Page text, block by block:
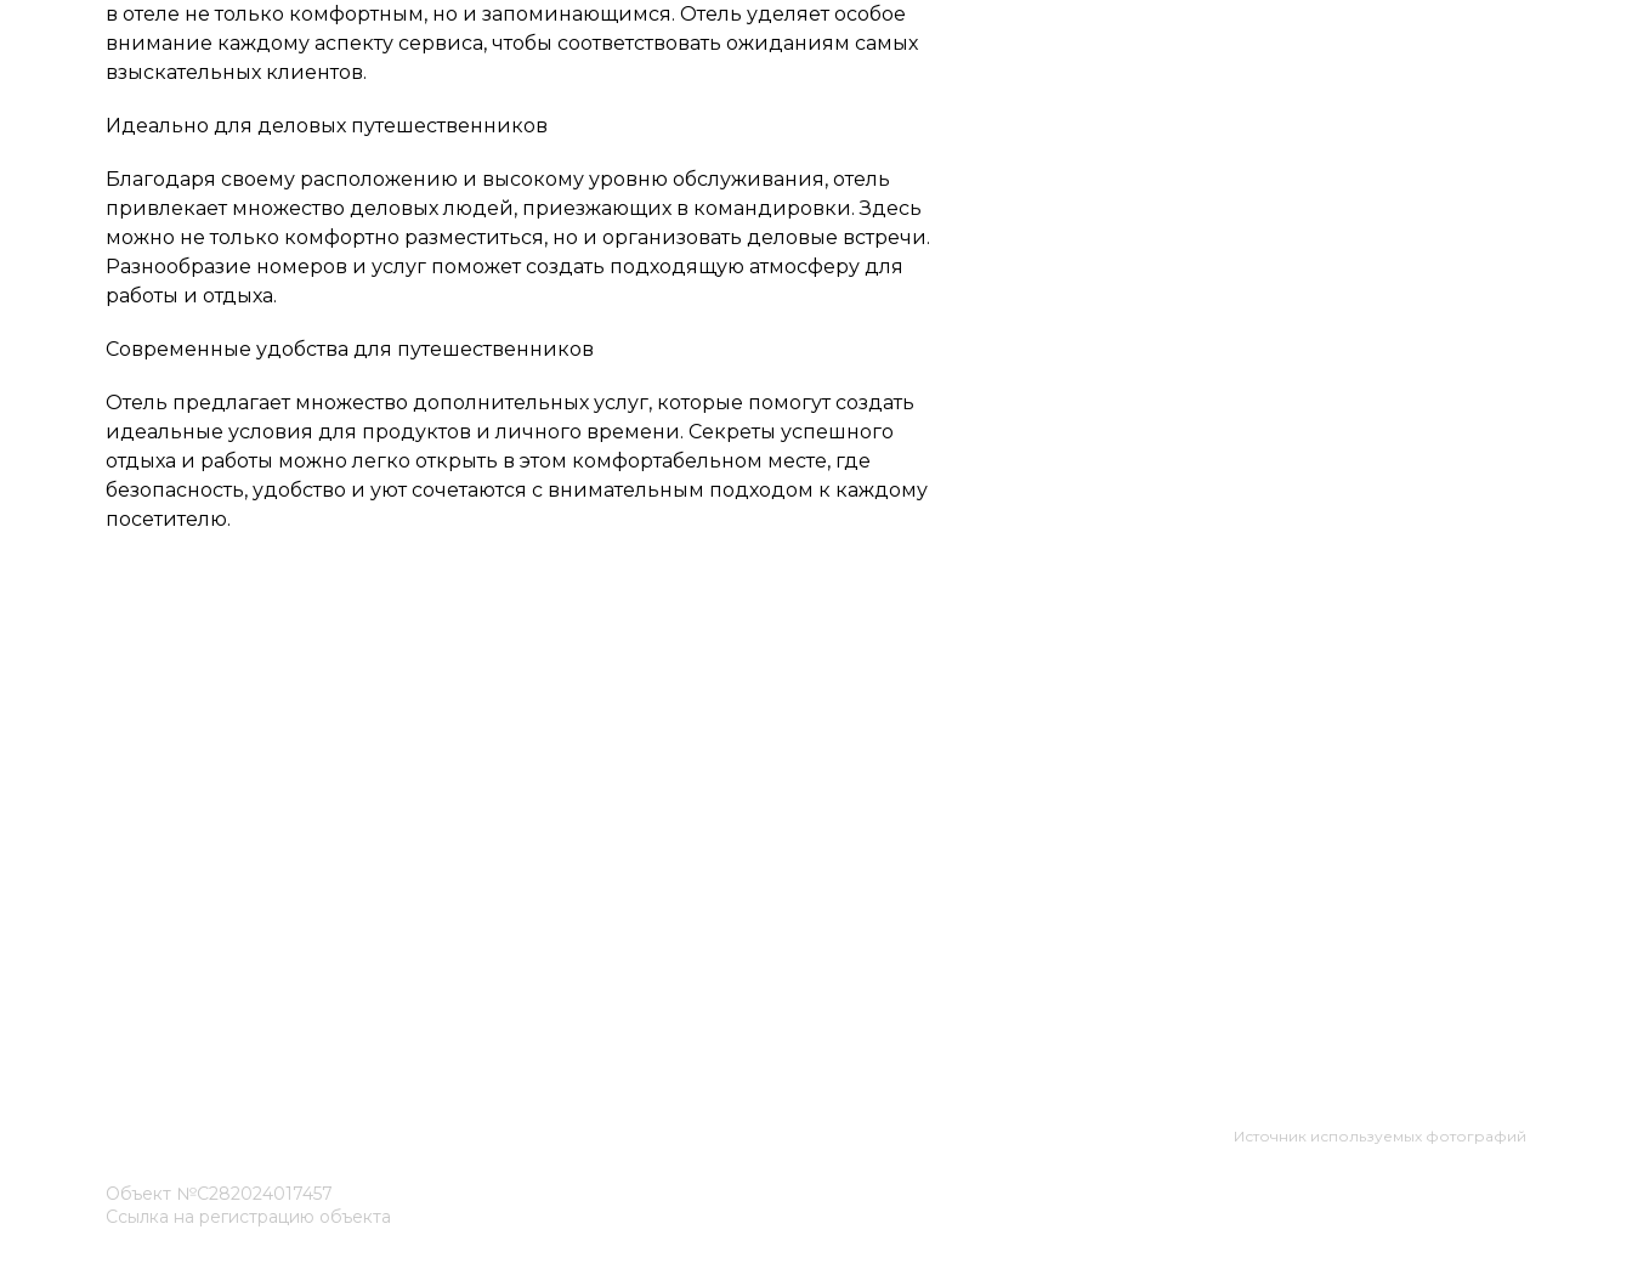
в отеле не только комфортным, но и запоминающимся. Отель уделяет особое
внимание каждому аспекту сервиса, чтобы соответствовать ожиданиям самых
взыскательных клиентов.
Идеально для деловых путешественников
Благодаря своему расположению и высокому уровню обслуживания, отель
привлекает множество деловых людей, приезжающих в командировки. Здесь
можно не только комфортно разместиться, но и организовать деловые встречи.
Разнообразие номеров и услуг поможет создать подходящую атмосферу для
работы и отдыха.
Современные удобства для путешественников
Отель предлагает множество дополнительных услуг, которые помогут создать
идеальные условия для продуктов и личного времени. Секреты успешного
отдыха и работы можно легко открыть в этом комфортабельном месте, где
безопасность, удобство и уют сочетаются с внимательным подходом к каждому
посетителю.
Источник используемых фотографий
Объект №С282024017457
Ссылка на регистрацию объекта